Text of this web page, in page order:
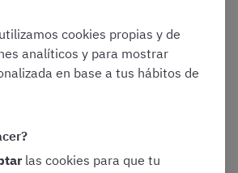
Guardia Civil
serie de patologías y condiciones
del proceso selectivo, el
cookies propias y de
analíticos y para mostrar
en base a tus hábitos de
las cookies para que tu